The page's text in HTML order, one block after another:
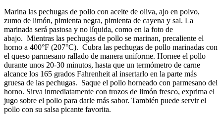
Marina las pechugas de pollo con aceite de oliva, ajo en polvo,
zumo de limón, pimienta negra, pimienta de cayena y sal. La
marinada será pastosa y no líquida, como en la foto de
abajo. Mientras las pechugas de pollo se marinan, precaliente el
horno a 400°F (207°C). Cubra las pechugas de pollo marinadas con
el queso parmesano rallado de manera uniforme. Hornee el pollo
durante unos 20-30 minutos, hasta que un termómetro de carne
alcance los 165 grados Fahrenheit al insertarlo en la parte más
gruesa de las pechugas. Saque el pollo horneado con parmesano del
horno. Sirva inmediatamente con trozos de limón fresco, exprima el
jugo sobre el pollo para darle más sabor. También puede servir el
pollo con su salsa picante favorita.